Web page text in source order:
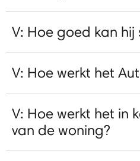
V: Hoe goed kan hij
V: Hoe werkt het
V: Hoe werkt het in
van de woning?